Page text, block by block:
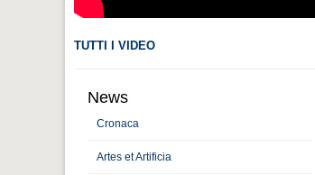
TUTTI I VIDEO
News
Cronaca
Artes et Artificia